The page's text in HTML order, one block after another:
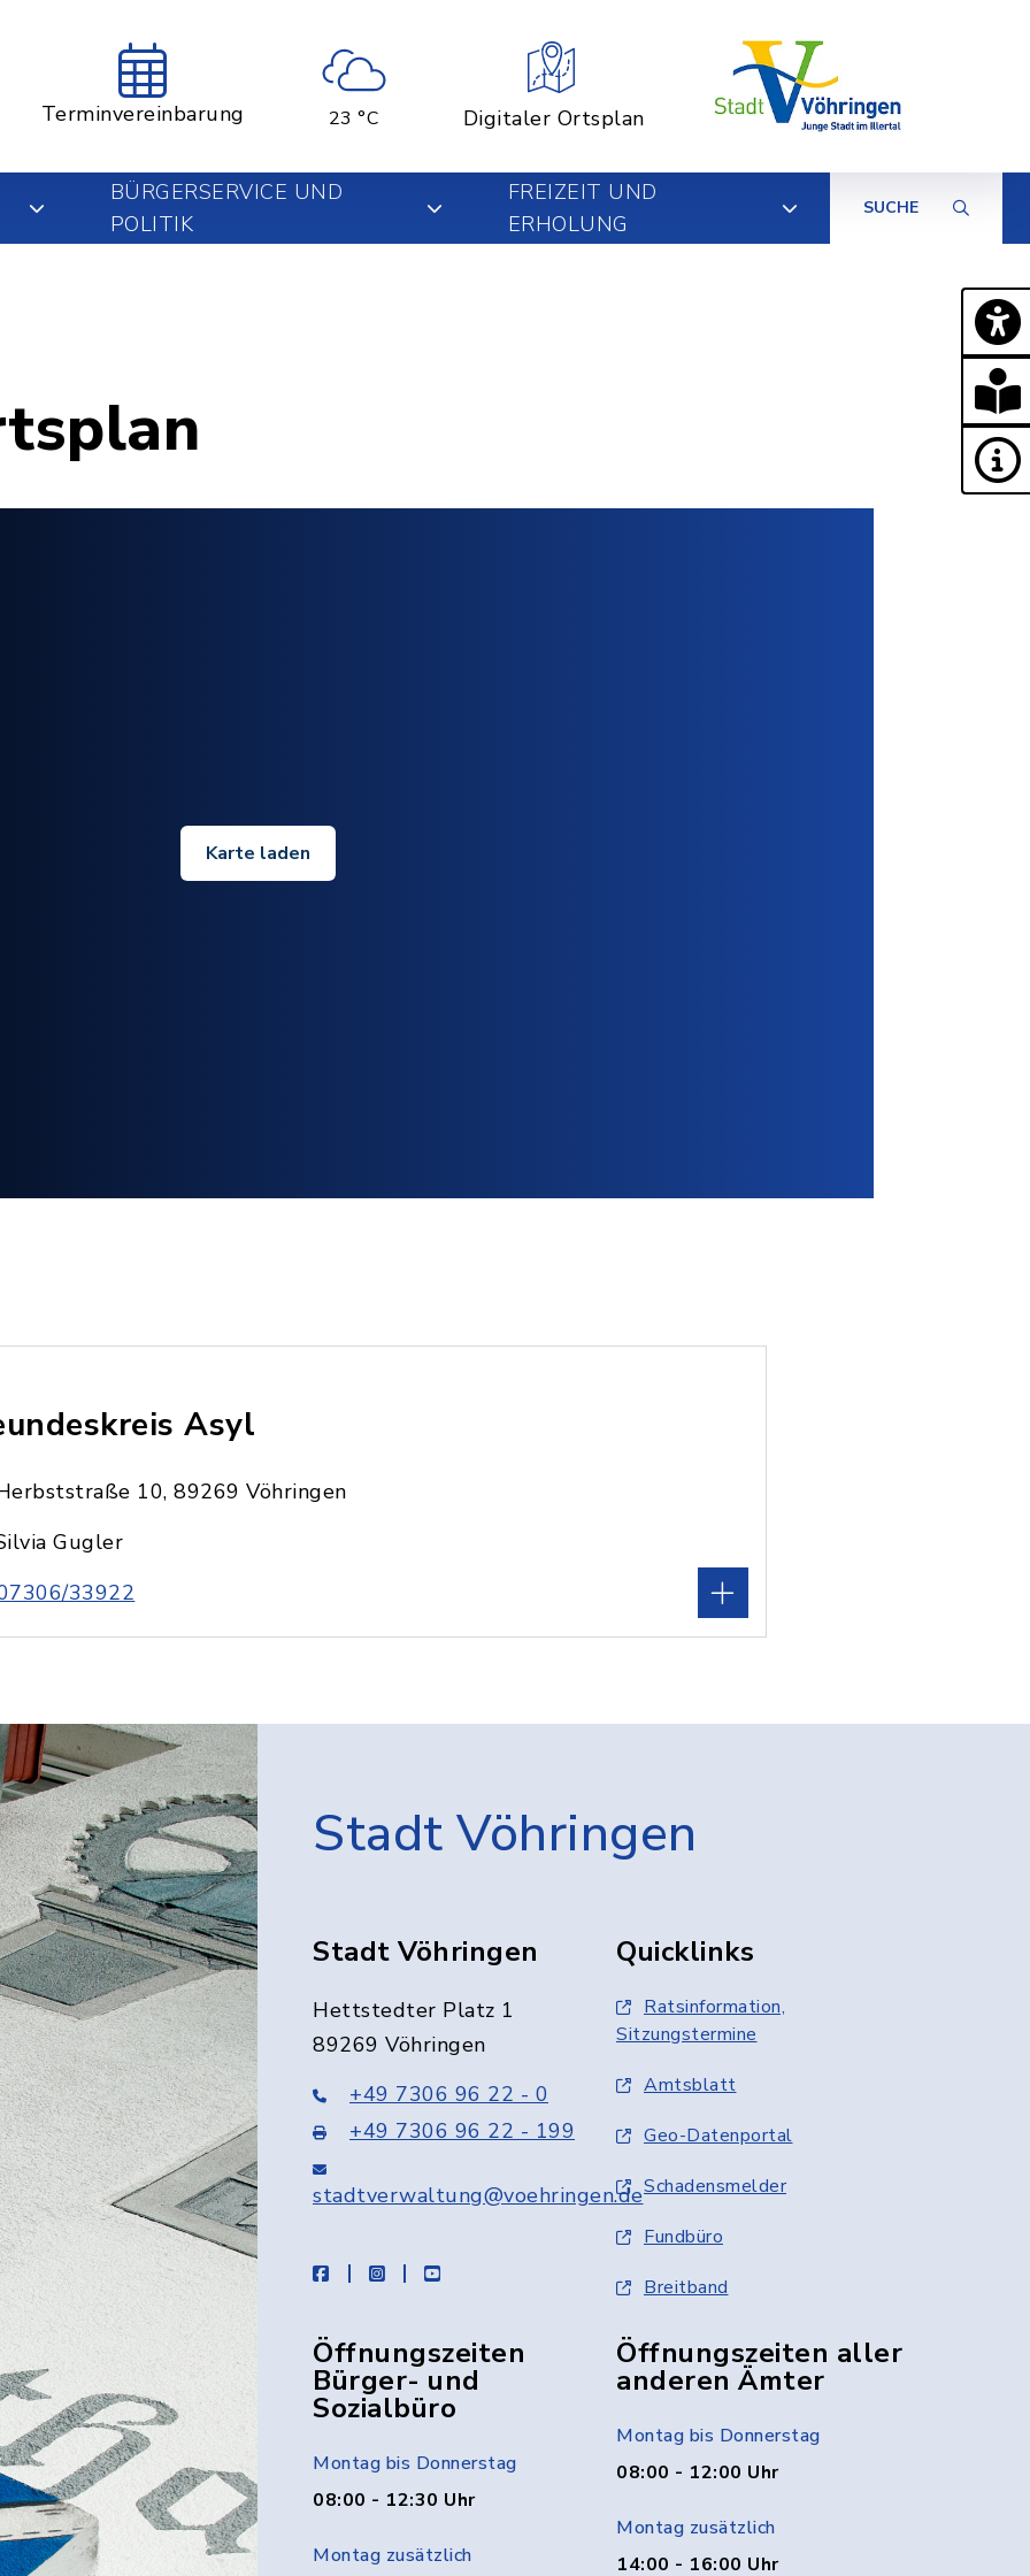
Terminvereinbarung 23 °C Digitaler Ortsplan
BÜRGERSERVICE UND
POLITIK
FREIZEIT UND
ERHOLUNG
SUCHE
Karte laden
Asyl
10, 89269 Vöhringen
Gugler
33922
Stadt Vöhringen
Stadt Vöhringen
Hettstedter Platz 1
89269 Vöhringen
+49 7306 96 22 - 0
+49 7306 96 22 - 199
stadtverwaltung@voehringen.de
facebookinstagramyoutube
Quicklinks
Ratsinformation,
Sitzungstermine
Amtsblatt
Geo-Datenportal
Schadensmelder
Fundbüro
Breitband
Öffnungszeiten
Bürger- und
Sozialbüro
Montag bis Donnerstag
08:00 - 12:30 Uhr
Montag zusätzlich
Öffnungszeiten aller
anderen Ämter
Montag bis Donnerstag
08:00 - 12:00 Uhr
Montag zusätzlich
14:00 - 16:00 Uhr